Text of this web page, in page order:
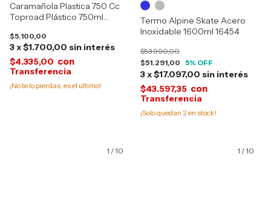
Caramañola Plastica 750 Cc
Toproad Plástico 750ml
$5.100,00
3x$1.700,00 sin interés
$4.335,00 con
¡No te lo pierdas, es el último!
Termo Alpine Skate Acero
Inoxidable 1600ml 16454
$51.291,00
$53.990,00
5% OFF
3x$17.097,00 sin interés
$43.597,35 con
¡Solo quedan 2en stock!
1 /10 1 /10